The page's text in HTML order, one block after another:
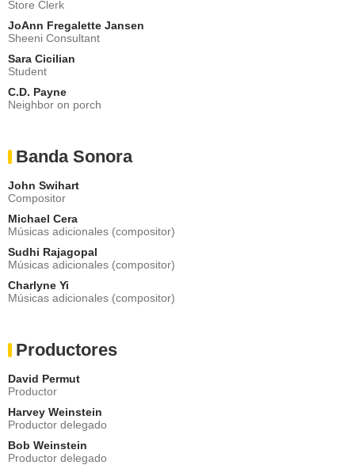
Store Clerk
JoAnn Fregalette Jansen
Sheeni Consultant
Sara Cicilian
Student
C.D. Payne
Neighbor on porch
Banda Sonora
John Swihart
Compositor
Michael Cera
Músicas adicionales (compositor)
Sudhi Rajagopal
Músicas adicionales (compositor)
Charlyne Yi
Músicas adicionales (compositor)
Productores
David Permut
Productor
Harvey Weinstein
Productor delegado
Bob Weinstein
Productor delegado